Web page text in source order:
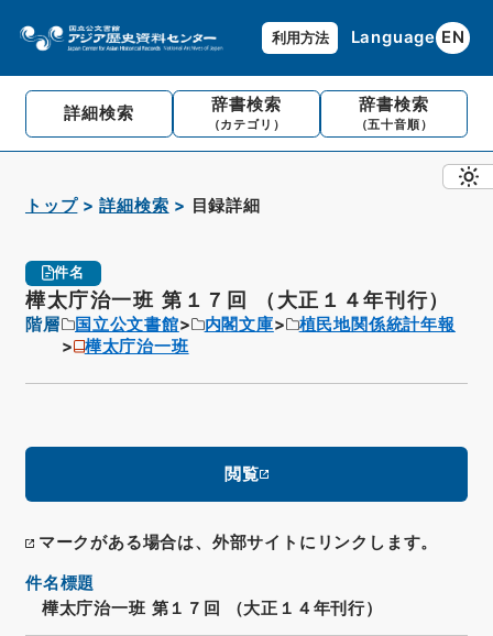
利用方法 Language EN
詳細検索 辞書検索
（カテゴリ）
辞書検索
（五十音順）
トップ 詳細検索 目録詳細
件名
樺太庁治一班 第１７回 （大正１４年刊行）
階層 国立公文書館 内閣文庫
植民地関係統計年報
樺太庁治一班
閲覧
マークがある場合は、外部サイトにリンクします。
件名標題
樺太庁治一班 第１７回 （大正１４年刊行）